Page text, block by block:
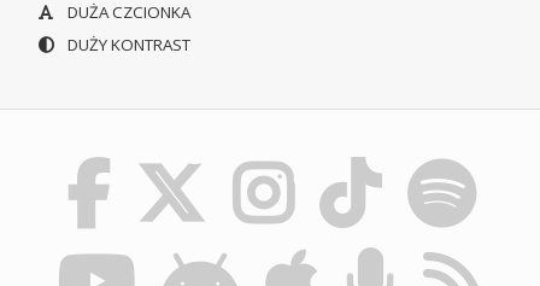
DUŻA CZCIONKA
DUŻY KONTRAST